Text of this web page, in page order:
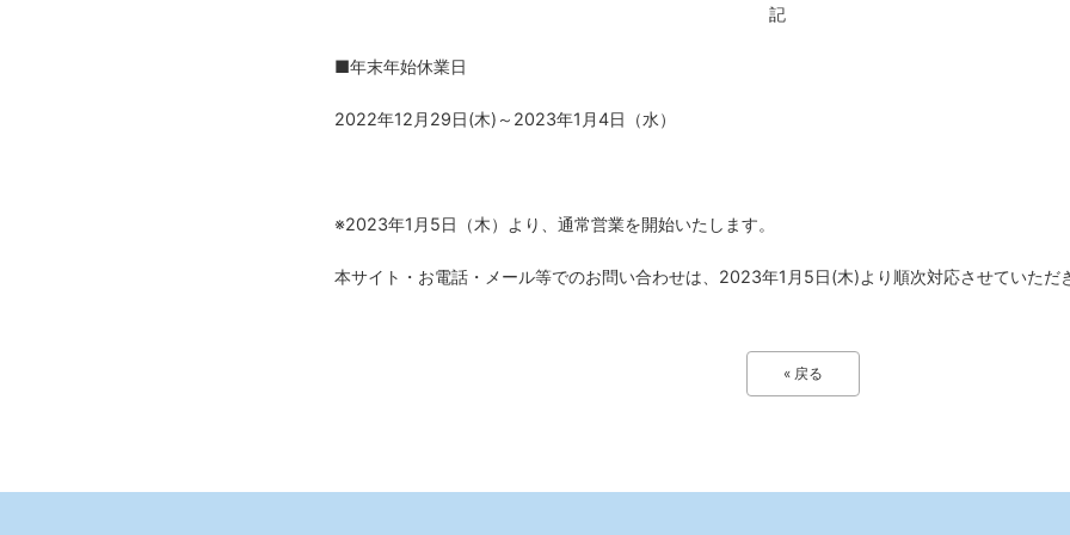
記
■年末年始休業日
2022年12 月 29日(木) ～ 2023年1 月4日（水）
※2023年1 月 5日（木）より、通常営業を開始いたします。
本サイト・お電話・メール等でのお問い合わせは、 2023年1 月 5日(木)より順次対応させていただ
« 戻る